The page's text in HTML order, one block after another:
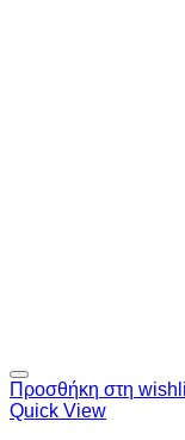
Προσθήκη στη
Quick View